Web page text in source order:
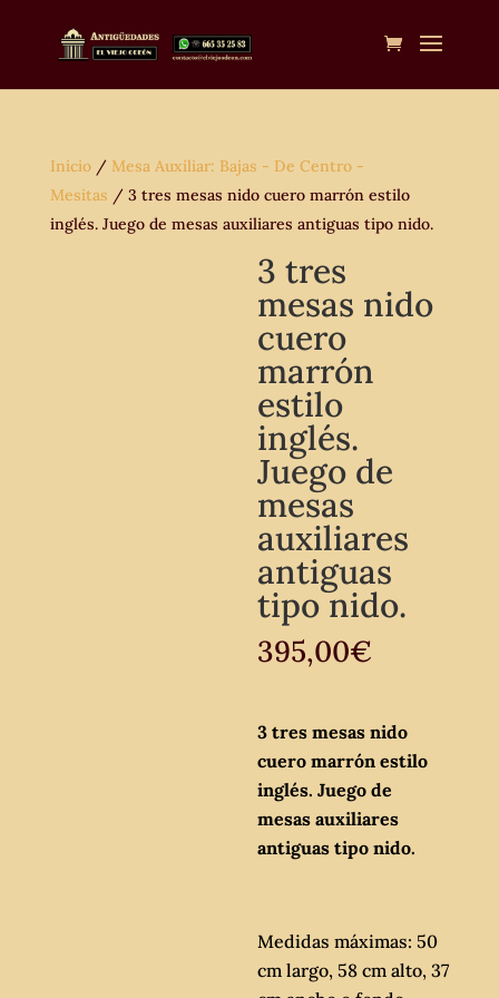
Inicio/ Mesa Auxiliar: Bajas - De Centro -
Mesitas / 3 tres mesas nido cuero marrón estilo
inglés. Juego de mesas auxiliares antiguas tipo nido.
3 tres
mesas nido
cuero
marrón
estilo
inglés.
Juego de
mesas
auxiliares
antiguas
tipo nido.
395,00€
3 tres mesas nido
cuero marrón estilo
inglés. Juego de
mesas auxiliares
antiguas tipo nido.
Medidas máximas: 50
cm largo, 58 cm alto, 37